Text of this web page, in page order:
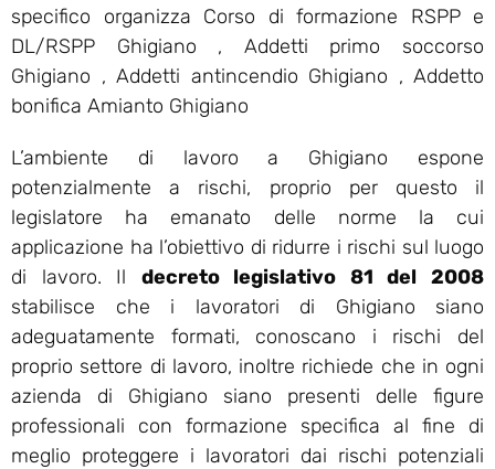
specifico organizza Corso di formazione RSPP e
DL/RSPP Ghigiano , Addetti primo soccorso
Ghigiano , Addetti antincendio Ghigiano , Addetto
bonifica Amianto Ghigiano
L’ambiente di lavoro a Ghigiano espone
potenzialmente a rischi, proprio per questo il
legislatore ha emanato delle norme la cui
applicazione ha l’obiettivo di ridurre i rischi sul luogo
di lavoro. Il decreto legislativo 81 del 2008
stabilisce che i lavoratori di Ghigiano siano
adeguatamente formati, conoscano i rischi del
proprio settore di lavoro, inoltre richiede che in ogni
azienda di Ghigiano siano presenti delle figure
professionali con formazione specifica al fine di
meglio proteggere i lavoratori dai rischi potenziali